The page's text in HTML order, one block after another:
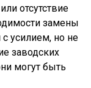
отсутствие
замены
с усилием, но не
заводских
могут быть